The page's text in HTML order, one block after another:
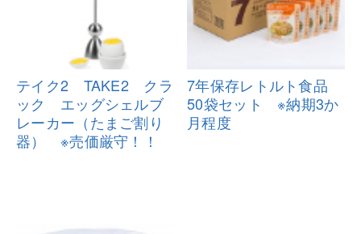
テイク2 TAKE2 クラ
ック エッグシェルブ
レーカー（たまご割り
器）
※売価厳守！！
7年保存レトルト食品
50袋セット ※納期3か
月程度